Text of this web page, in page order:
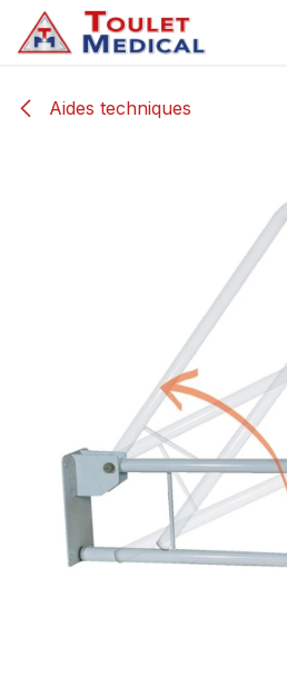
Se rendre au contenu
Aides techniques